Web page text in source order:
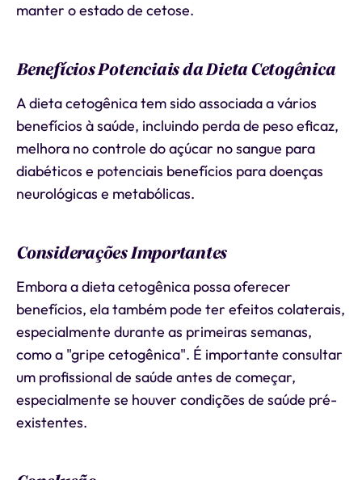
manter o estado de cetose.
Benefícios Potenciais da Dieta Cetogênica
A dieta cetogênica tem sido associada a vários
benefícios à saúde, incluindo perda de peso eficaz,
melhora no controle do açúcar no sangue para
diabéticos e potenciais benefícios para doenças
neurológicas e metabólicas.
Considerações Importantes
Embora a dieta cetogênica possa oferecer
benefícios, ela também pode ter efeitos colaterais,
especialmente durante as primeiras semanas,
como a "gripe cetogênica". É importante consultar
um profissional de saúde antes de começar,
especialmente se houver condições de saúde pré-
existentes.